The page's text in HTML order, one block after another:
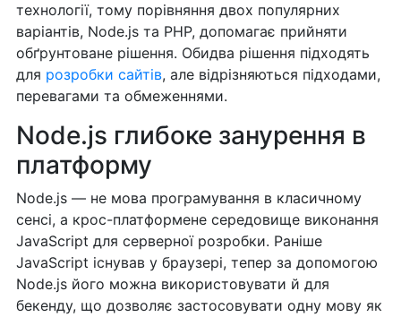
технології, тому порівняння двох популярних
варіантів, Node.js та PHP, допомагає прийняти
обґрунтоване рішення. Обидва рішення підходять
для розробки сайтів, але відрізняються підходами,
перевагами та обмеженнями.
Node.js глибоке занурення в
платформу
Node.js — не мова програмування в класичному
сенсі, а крос-платформене середовище виконання
JavaScript для серверної розробки. Раніше
JavaScript існував у браузері, тепер за допомогою
Node.js його можна використовувати й для
бекенду, що дозволяє застосовувати одну мову як